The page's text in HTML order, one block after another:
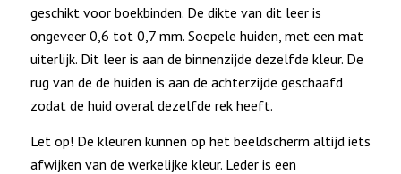
geschikt voor boekbinden. De dikte van dit leer is
ongeveer 0,6 tot 0,7 mm. Soepele huiden, met een mat
uiterlijk. Dit leer is aan de binnenzijde dezelfde kleur. De
rug van de de huiden is aan de achterzijde geschaafd
zodat de huid overal dezelfde rek heeft.
Let op! De kleuren kunnen op het beeldscherm altijd iets
afwijken van de werkelijke kleur. Leder is een